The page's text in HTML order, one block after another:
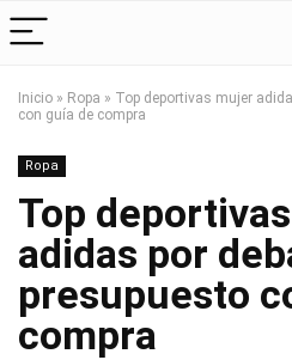
Inicio » Ropa » Top deportivas mujer
con guía de compra
Ropa
Top
adidas por
presupuesto
compra